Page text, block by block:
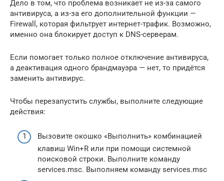
Дело в том, что проблема возникает не из-за самого
антивируса, а из-за его дополнительной функции —
Firewall, которая фильтрует интернет-трафик. Возможно,
именно она блокирует доступ к DNS-серверам.
Если помогает только полное отключение антивируса,
а деактивация одного брандмауэра — нет, то придётся
заменить антивирус.
Чтобы перезапустить службы, выполните следующие
действия:
Вызовите окошко «Выполнить» комбинацией
клавиш Win+R или при помощи системной
поисковой строки. Выполните команду
services.msc. Выполняем команду services.msc